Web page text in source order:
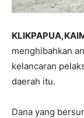
menghibahkan
kelancaran
daerah itu.
Dana yang